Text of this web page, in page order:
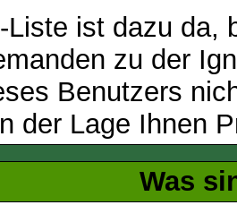
Liste ist dazu da,
zu der
Benutzers
der Lage Ihnen
Was